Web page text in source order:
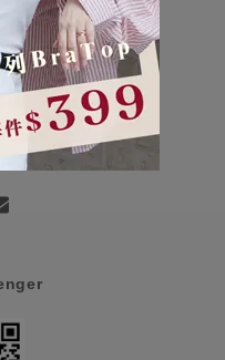
下午13:00-18:00
fashion.com